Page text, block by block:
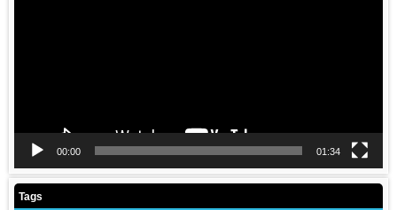
00:00 01:34
Tags